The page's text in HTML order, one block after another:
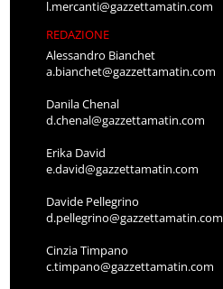
l.mercanti@gazzettamatin.com
REDAZIONE
Alessandro Bianchet
a.bianchet@gazzettamatin.com
Danila Chenal
d.chenal@gazzettamatin.com
Erika David
e.david@gazzettamatin.com
Davide Pellegrino
d.pellegrino@gazzettamatin.com
Cinzia Timpano
c.timpano@gazzettamatin.com